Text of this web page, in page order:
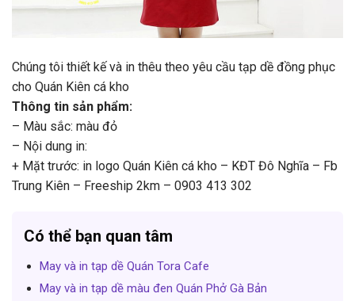
Chúng tôi thiết kế và in thêu theo yêu cầu tạp dề đồng phục
cho Quán Kiên cá kho
Thông tin sản phẩm:
– Màu sắc: màu đỏ
– Nội dung in:
+ Mặt trước: in logo Quán Kiên cá kho – KĐT Đô Nghĩa – Fb
Trung Kiên – Freeship 2km – 0903 413 302
Có thể bạn quan tâm
May và in tạp dề Quán Tora Cafe
May và in tạp dề màu đen Quán Phở Gà Bản